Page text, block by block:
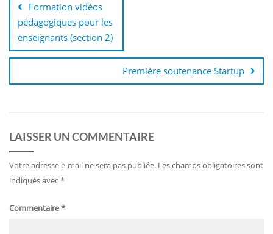
Formation vidéos
pédagogiques pour les
enseignants (section 2)
Première soutenance Startup
LAISSER UN COMMENTAIRE
Votre adresse e-mail ne sera pas publiée. Les champs obligatoires sont
indiqués avec*
Commentaire*